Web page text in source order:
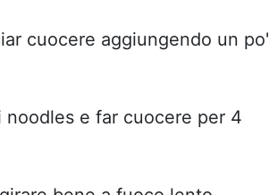
cuocere aggiungendo un po'
e far cuocere per 4